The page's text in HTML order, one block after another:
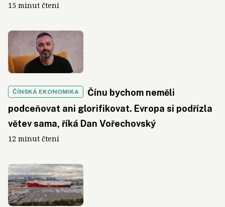
15 minut čtení
ČÍNSKÁ EKONOMIKA
Čínu bychom neměli
podceňovat ani glorifikovat. Evropa si podřízla
větev sama, říká Dan Vořechovský
12 minut čtení